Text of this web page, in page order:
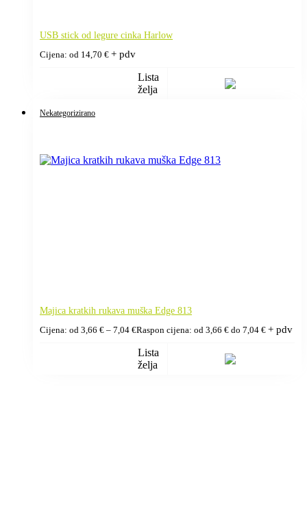
USB stick od legure cinka Harlow
Cijena: od 14,70 € + pdv
Lista
želja
Nekategorizirano
Majica kratkih rukava muška Edge 813
Cijena: od 3,66 € – 7,04 €Raspon cijena: od 3,66 € do 7,04 € + pdv
Lista
želja